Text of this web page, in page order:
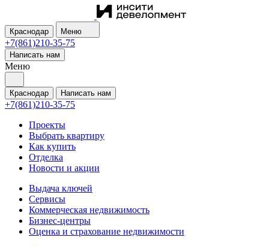
Краснодар Меню
+7(861)210-35-75
Написать нам
Меню
Краснодар Написать нам
+7(861)210-35-75
Проекты
Выбрать квартиру
Как купить
Отделка
Новости и акции
Выдача ключей
Сервисы
Коммерческая недвижимость
Бизнес-центры
Оценка и страхование недвижимости